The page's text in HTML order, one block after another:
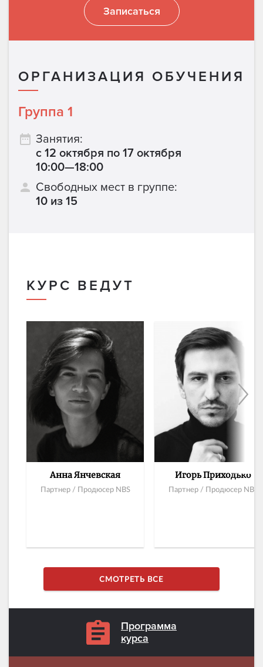
Записаться
ОРГАНИЗАЦИЯ ОБУЧЕНИЯ
Группа 1
Занятия:
с 12 октября по 17 октября
10:00—18:00
Свободных мест в группе:
10 из 15
КУРС ВЕДУТ
Анна Янчевская
Партнер / Продюсер NBS
Игорь Приходько
Партнер / Продюсер NBS
СМОТРЕТЬ ВСЕ
Программа
курса